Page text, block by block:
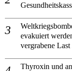
evakuiert
vergrabene Last
Thyroxin und